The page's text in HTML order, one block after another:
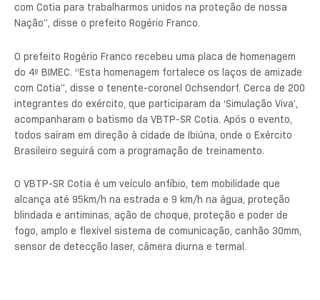
com Cotia para trabalharmos unidos na proteção de nossa
Nação”, disse o prefeito Rogério Franco.
O prefeito Rogério Franco recebeu uma placa de homenagem
do 4º BIMEC. “Esta homenagem fortalece os laços de amizade
com Cotia”, disse o tenente-coronel Ochsendorf. Cerca de 200
integrantes do exército, que participaram da ‘Simulação Viva’,
acompanharam o batismo da VBTP-SR Cotia. Após o evento,
todos saíram em direção à cidade de Ibiúna, onde o Exército
Brasileiro seguirá com a programação de treinamento.
O VBTP-SR Cotia é um veículo anfíbio, tem mobilidade que
alcança até 95km/h na estrada e 9 km/h na água, proteção
blindada e antiminas, ação de choque, proteção e poder de
fogo, amplo e flexível sistema de comunicação, canhão 30mm,
sensor de detecção laser, câmera diurna e termal.